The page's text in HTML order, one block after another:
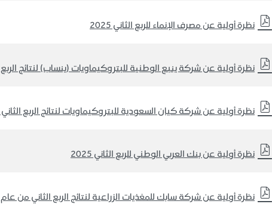
نظرة أولية عن مصرف الإنماء للربع الثاني 2025
نظرة أولية عن شركة ينبع الوطنية للبتروكيماويات (ينساب) لنتائج الربع
نظرة أولية عن شركة كيان السعودية للبتروكيماويات لنتائج الربع الثاني
نظرة أولية عن بنك العربي الوطني للربع الثاني 2025
نظرة أولية عن شركة سابك للمغذيات الزراعية لنتائج الربع الثاني من عام 2025